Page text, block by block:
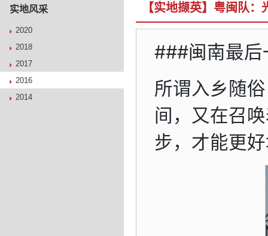
实地风采
2020
2018
2017
2016
2014
【实地撷英】粤闽队：
###闽南最
所谓入乡随
间，又在召
步，才能更